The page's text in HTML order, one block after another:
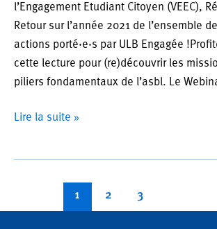
l’Engagement Etudiant Citoyen (VEEC),
Retour sur l’année 2021 de l’ensemble
actions porté·e·s par ULB Engagée
cette lecture pour (re)découvrir les
piliers fondamentaux de l’asbl. Le
ULB
2021
Lire la suite »
d’article
1 2 3